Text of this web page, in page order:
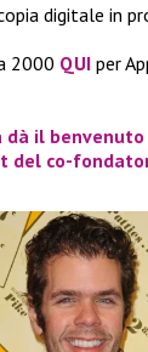
digitale in
2000 QUI per
dà il
del co-